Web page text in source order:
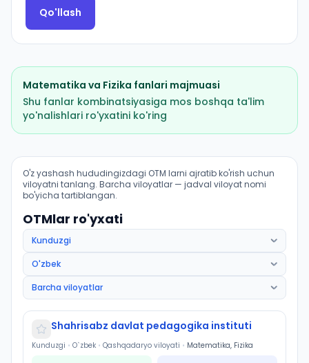
Qo'llash
Matematika va Fizika fanlari majmuasi
Shu fanlar kombinatsiyasiga mos boshqa ta'lim
yo'nalishlari ro'yxatini ko'ring
Matematika (Koʻkdala tumani): OTM lar bo'yicha
O'z yashash hududingizdagi OTM larni ajratib ko'rish uchun
viloyatni tanlang. Barcha viloyatlar — jadval viloyat nomi
bo'yicha tartiblangan.
OTMlar ro'yxati
Shahrisabz davlat pedagogika instituti
Kunduzgi • O`zbek • Qashqadaryo viloyati • Matematika, Fizika